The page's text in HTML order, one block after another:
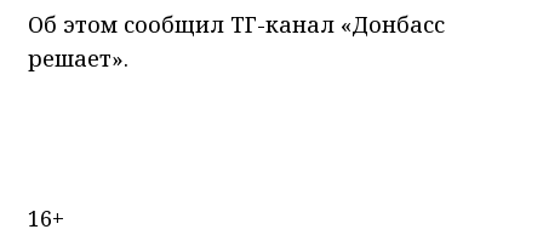
Об этом сообщил ТГ-канал «Донбасс
решает».
16+